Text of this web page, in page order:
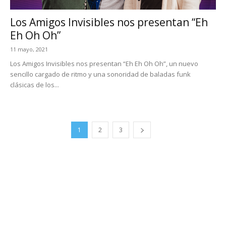
Los Amigos Invisibles nos presentan “Eh
Eh Oh Oh”
11 mayo, 2021
Los Amigos Invisibles nos presentan “Eh Eh Oh Oh”, un nuevo
sencillo cargado de ritmo y una sonoridad de baladas funk
clásicas de los...
1 2 3